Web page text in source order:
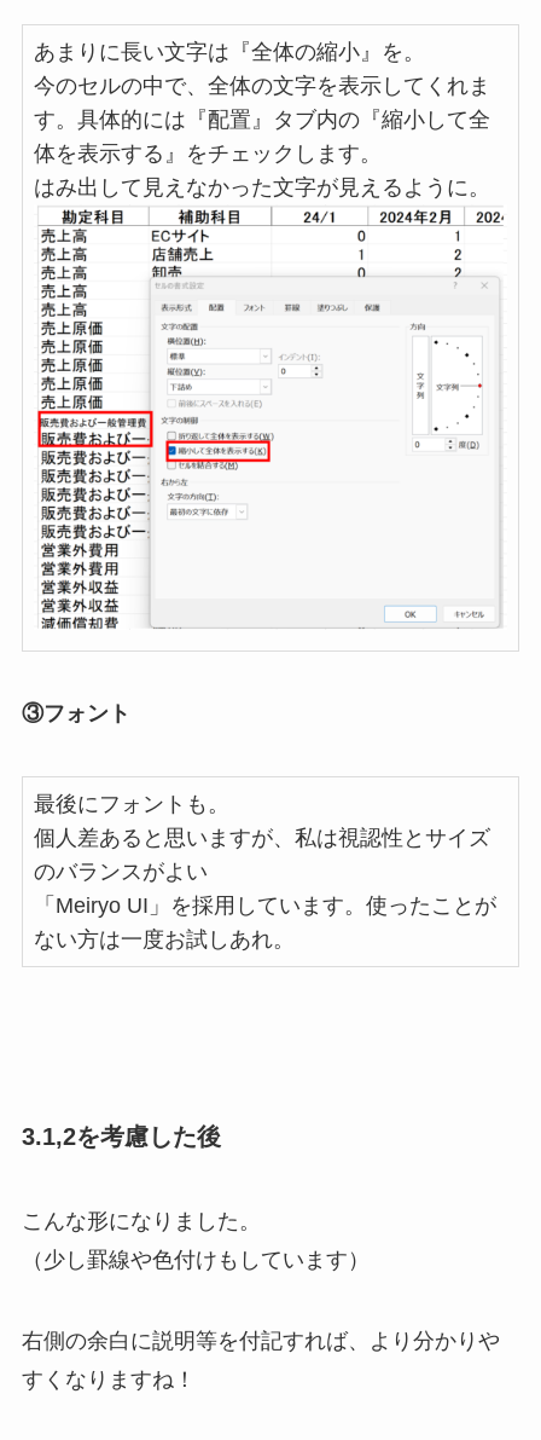
あまりに長い文字は『全体の縮小』を。
今のセルの中で、全体の文字を表示してくれま
す。具体的には『配置』タブ内の『縮小して全
体を表示する』をチェックします。
はみ出して見えなかった文字が見えるように。
③フォント
最後にフォントも。
個人差あると思いますが、私は視認性とサイズ
のバランスがよい
「Meiryo UI」を採用しています。使ったことが
ない方は一度お試しあれ。
3.1,2を考慮した後
こんな形になりました。
（少し罫線や色付けもしています）
右側の余白に説明等を付記すれば、より分かりや
すくなりますね！